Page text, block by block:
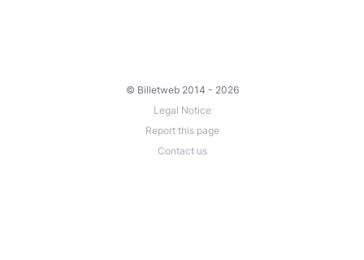
© Billetweb 2014 - 2026
Legal Notice
Report this page
Contact us